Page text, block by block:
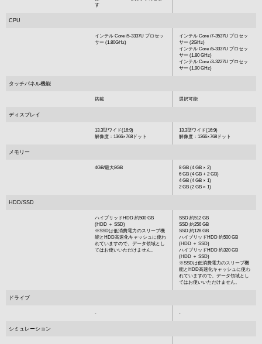
す
CPU
インテル Core i5-3337U プロセッ
サー (1.80GHz)
インテル Core i7-3537U プロセッ
サー (2GHz)
インテル Core i5-3337U プロセッ
サー (1.80 GHz)
インテル Core i3-3227U プロセッ
サー (1.90 GHz)
タッチパネル機能
搭載 選択可能
ディスプレイ
13.3型ワイド(16:9)
解像度：1366×768ドット
13.3型ワイド(16:9)
解像度：1366×768ドット
メモリー
4GB/最大8GB
8 GB (4 GB × 2)
6 GB (4 GB + 2 GB)
4 GB (4 GB × 1)
2 GB (2 GB × 1)
HDD/SSD
ハイブリッドHDD 約500 GB
(HDD ＋ SSD)
※SSDは低消費電力のスリープ機
能とHDD高速化キャッシュに使わ
れていますので、データ領域とし
てはお使いいただけません。
SSD 約512 GB
SSD 約256 GB
SSD 約128 GB
ハイブリッドHDD 約500 GB
(HDD ＋ SSD)
ハイブリッドHDD 約320 GB
(HDD ＋ SSD)
※SSDは低消費電力のスリープ機
能とHDD高速化キャッシュに使わ
れていますので、データ領域とし
てはお使いいただけません。
ドライブ
- -
シミュレーション